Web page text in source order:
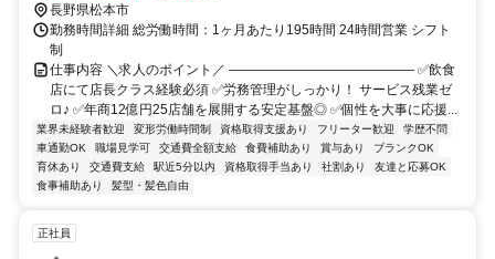
長野県松本市
勤務時間詳細 総労働時間：1ヶ月あたり195時間 24時間営業 シフト
制
仕事内容 ＼求人のポイント／ ―――――――――――――― ✅飲食
店にて店長クラス経験必須 ✅労務管理がしっかり！ サービス残業ゼ
ロ♪ ✅年商12億円25店舗を展開する安定基盤◎ ✅個性を大事に応援...
業界未経験者歓迎 変形労働時間制 資格取得支援あり フリーター歓迎
学歴不問
車通勤OK
職場見学可 交通費全額支給 食費補助あり 賞与あり
ブランクOK
育休あり
交通費支給 駅近5分以内 資格取得手当あり 社割あり
友達と応募OK
食事補助あり
髪型・髪色自由
正社員